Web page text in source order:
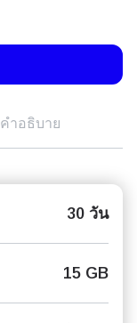
คำอธิบาย
30 วัน
15 GB